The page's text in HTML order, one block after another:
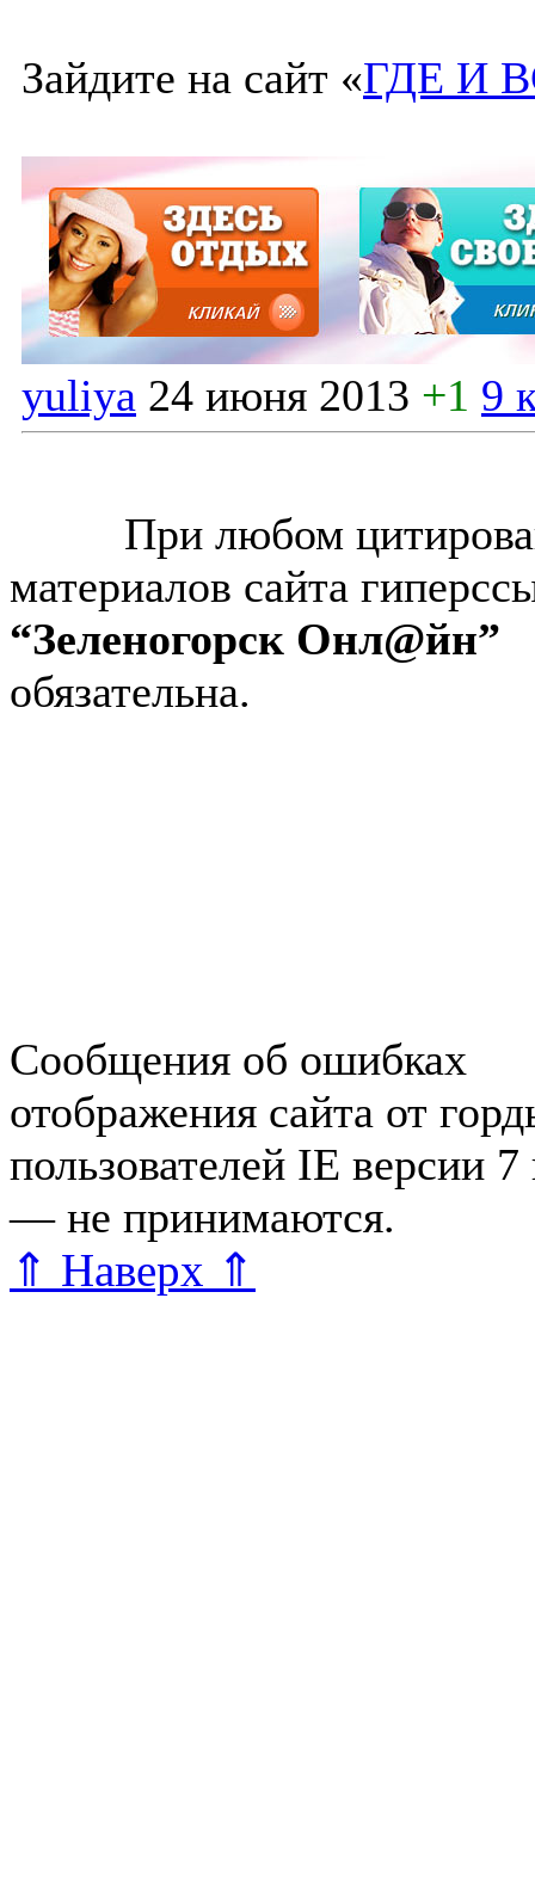
Зайдите на сайт «ГДЕ И
yuliya 24 июня 2013 +1 9
При любом
материалов сайта
“Зеленогорск Онл@йн”
обязательна.
Сообщения об ошибках
отображения сайта от
пользователей IE версии
— не принимаются.
⇑ Наверх ⇑